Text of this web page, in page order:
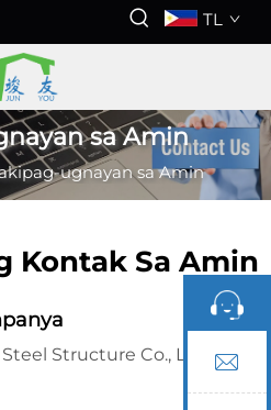
TL
sa Amin
ugnayan sa Amin
Kontak Sa Amin
Structure Co., Ltd.